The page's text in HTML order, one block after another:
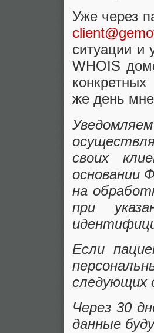
Уже через
ситуации и
WHOIS
же день
своих
основании
на
при
Если
следующих
Через 30
данные